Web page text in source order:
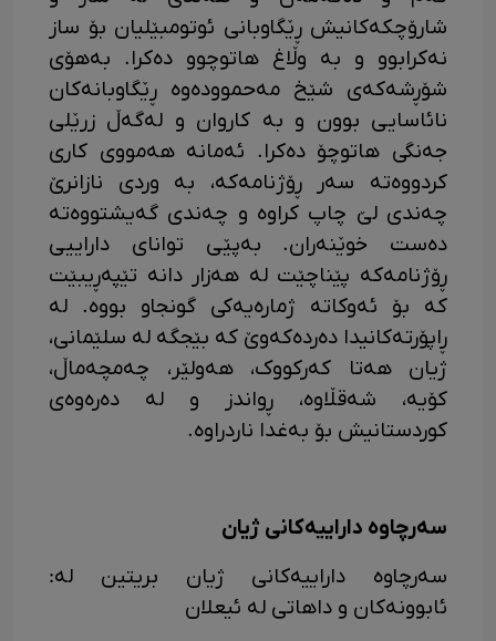
شارۆچکەکانیش ڕێگاوبانی ئوتومبێلیان بۆ ساز
نەکرابوو و بە وڵاغ هاتوچوو دەکرا. بەهۆی
شۆڕشەکەی شێخ مەحموودەوە ڕێگاوبانەکان
نائاسایی بوون و بە کاروان و لەگەڵ زرێلی
جەنگی هاتوچۆ دەکرا. ئەمانە هەمووی کاری
کردووەتە سەر ڕۆژنامەکە، بە وردی نازانرێ
چەندی لێ چاپ کراوە و چەندی گەیشتووەتە
دەست خوێنەران. بەپێی توانای داراییی
ڕۆژنامەکە پێناچێت لە هەزار دانە تێپەڕیبێت
کە بۆ ئەوکاتە ژمارەیەکی گونجاو بووە. لە
ڕاپۆرتەکانیدا دەردەکەوێ کە بێجگە لە سلێمانی،
ژیان هەتا کەرکووک، هەولێر، چەمچەماڵ،
کۆیە، شەقڵاوە، ڕواندز و لە دەرەوەی
کوردستانیش بۆ بەغدا ناردراوە.
سەرچاوە داراییەکانی ژیان
سەرچاوە داراییەکانی ژیان بریتین لە:
ئابوونەکان و داهاتی لە ئیعلان